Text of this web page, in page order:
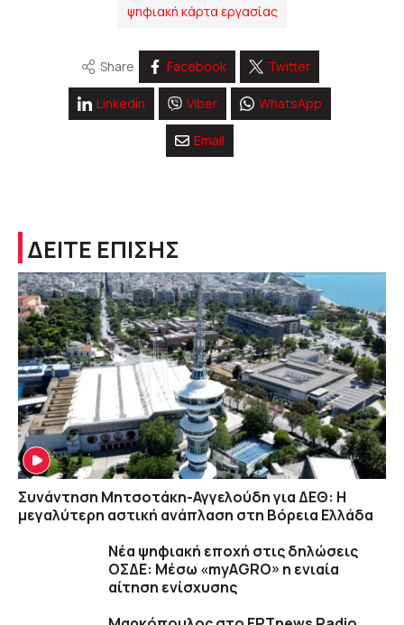
ψηφιακή κάρτα εργασίας
Share Facebook Twitter
Linkedin Viber WhatsApp
Email
ΔΕΙΤΕ ΕΠΙΣΗΣ
Συνάντηση Μητσοτάκη-Αγγελούδη για ΔΕΘ: Η
μεγαλύτερη αστική ανάπλαση στη Βόρεια Ελλάδα
Νέα ψηφιακή εποχή στις δηλώσεις
ΟΣΔΕ: Μέσω «myAGRO» η ενιαία
αίτηση ενίσχυσης